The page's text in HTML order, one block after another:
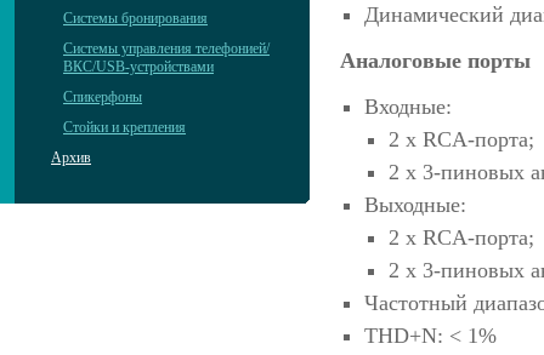
Системы бронирования
Системы управления телефонией/
ВКС/USB-устройствами
Спикерфоны
Стойки и крепления
Архив
Динамический
Аналоговые порты
Входные:
2 x RCA-порта;
2 x 3-пиновых
Выходные:
2 x RCA-порта;
2 x 3-пиновых
Частотный
THD+N: < 1%